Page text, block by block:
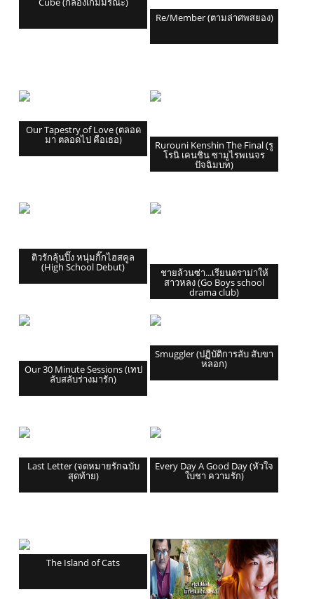
Re/Member (ตามล่าศพสยอง)
Our Tapestry of Love (ตลอด
มา ตลอดไป คือเธอ) Rurouni Kenshin The Final (รู
โรนิ เคนชิน ซามูไรพเนจร
ปัจฉิมบท)
ติวรักลุ้นปิ๊ง หนุ่มกิ๊กไฮสคูล
(High School Debut) ชายล้วนซ่า...เรียนดราม่าให้
สาวหลง (Go Boys school
drama club)
Our 30 Minute Sessions (เทป
ลับสลับร่างมารัก)
Smuggler (ปฏิบัติการลับ สับขา
หลอก)
Last Letter (จดหมายรักฉบับ
สุดท้าย)
Every Day A Good Day (หัวใจ
ใบชา ความรัก)
The Island of Cats